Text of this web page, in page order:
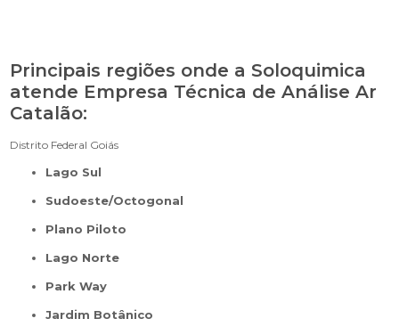
Principais regiões onde a Soloquimica
atende Empresa Técnica de Análise Ar
Catalão:
Distrito Federal Goiás
Lago Sul
Sudoeste/Octogonal
Plano Piloto
Lago Norte
Park Way
Jardim Botânico